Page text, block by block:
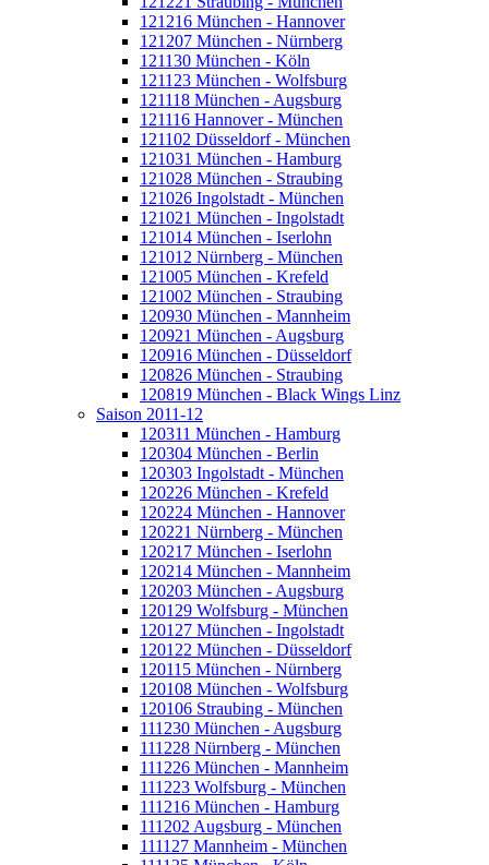
121216 München - Hannover
121207 München - Nürnberg
121130 München - Köln
121123 München - Wolfsburg
121118 München - Augsburg
121116 Hannover - München
121102 Düsseldorf - München
121031 München - Hamburg
121028 München - Straubing
121026 Ingolstadt - München
121021 München - Ingolstadt
121014 München - Iserlohn
121012 Nürnberg - München
121005 München - Krefeld
121002 München - Straubing
120930 München - Mannheim
120921 München - Augsburg
120916 München - Düsseldorf
120826 München - Straubing
120819 München - Black Wings Linz
Saison 2011-12
120311 München - Hamburg
120304 München - Berlin
120303 Ingolstadt - München
120226 München - Krefeld
120224 München - Hannover
120221 Nürnberg - München
120217 München - Iserlohn
120214 München - Mannheim
120203 München - Augsburg
120129 Wolfsburg - München
120127 München - Ingolstadt
120122 München - Düsseldorf
120115 München - Nürnberg
120108 München - Wolfsburg
120106 Straubing - München
111230 München - Augsburg
111228 Nürnberg - München
111226 München - Mannheim
111223 Wolfsburg - München
111216 München - Hamburg
111202 Augsburg - München
111127 Mannheim - München